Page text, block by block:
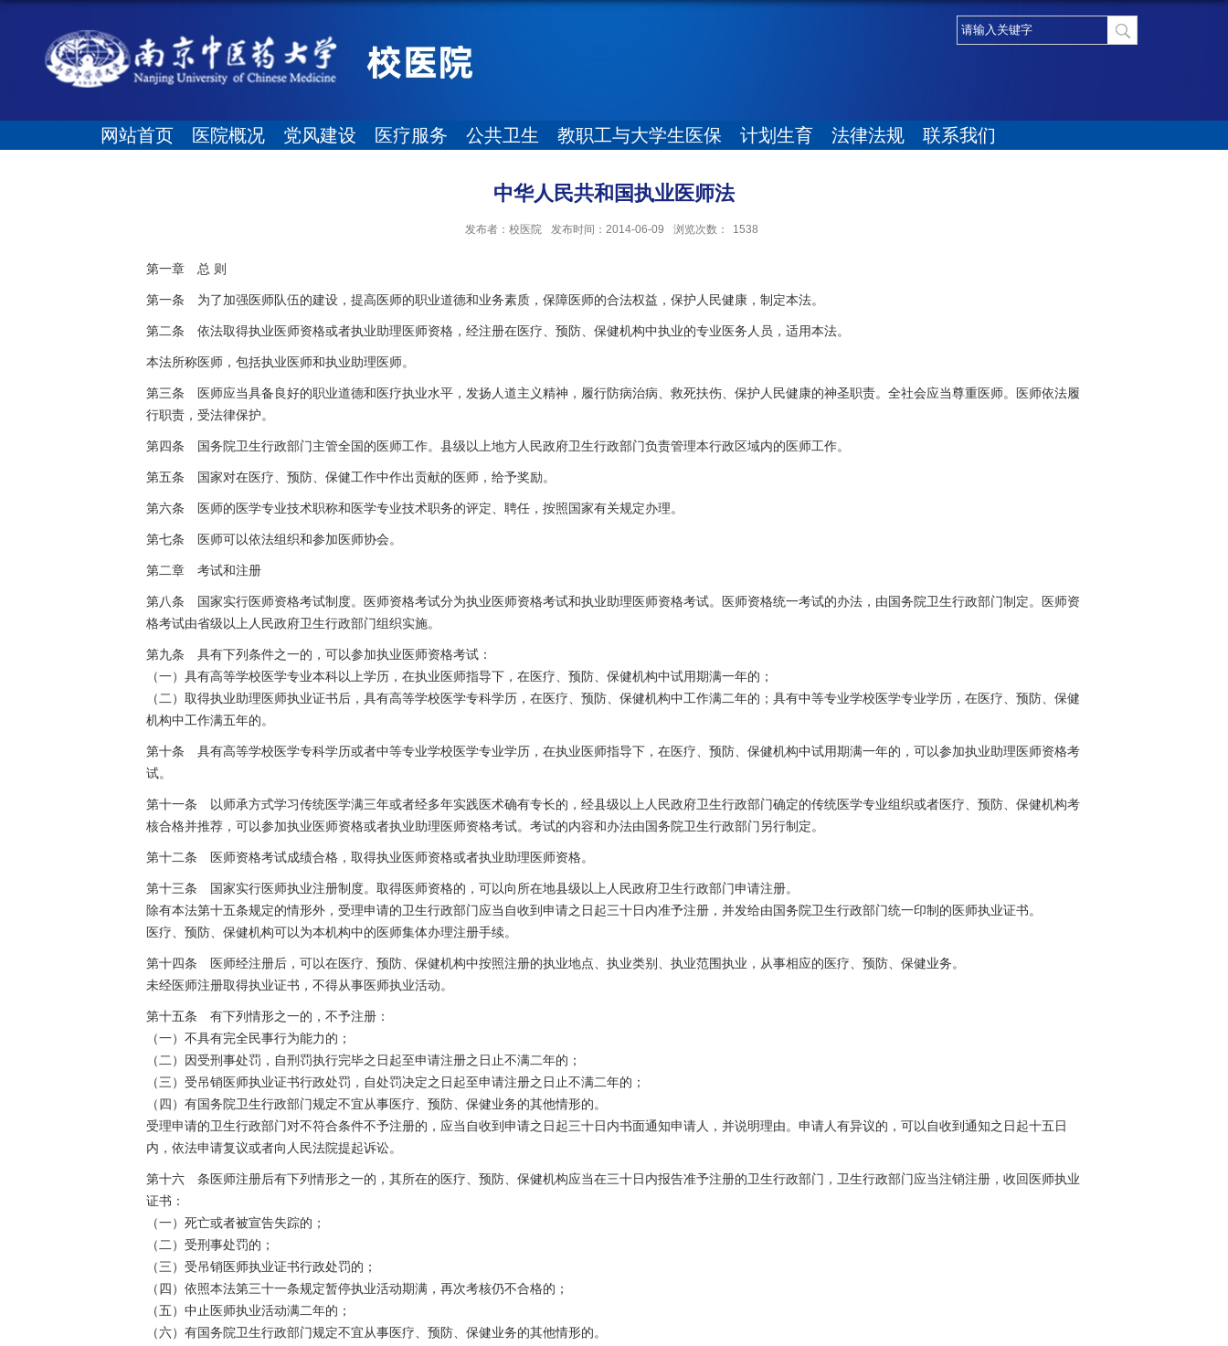
网站首页 医院概况 党风建设 医疗服务 公共卫生 教职工与大学生医保 计划生育 法律法规 联系我们
中华人民共和国执业医师法
发布者：校医院 发布时间：2014-06-09 浏览次数： 1538
第一章 总 则
第一条 为了加强医师队伍的建设，提高医师的职业道德和业务素质，保障医师的合法权益，保护人民健康，制定本法。
第二条 依法取得执业医师资格或者执业助理医师资格，经注册在医疗、预防、保健机构中执业的专业医务人员，适用本法。
本法所称医师，包括执业医师和执业助理医师。
第三条 医师应当具备良好的职业道德和医疗执业水平，发扬人道主义精神，履行防病治病、救死扶伤、保护人民健康的神圣职责。全社会应当尊重医师。医师依法履
行职责，受法律保护。
第四条 国务院卫生行政部门主管全国的医师工作。县级以上地方人民政府卫生行政部门负责管理本行政区域内的医师工作。
第五条 国家对在医疗、预防、保健工作中作出贡献的医师，给予奖励。
第六条 医师的医学专业技术职称和医学专业技术职务的评定、聘任，按照国家有关规定办理。
第七条 医师可以依法组织和参加医师协会。
第二章 考试和注册
第八条 国家实行医师资格考试制度。医师资格考试分为执业医师资格考试和执业助理医师资格考试。医师资格统一考试的办法，由国务院卫生行政部门制定。医师资
格考试由省级以上人民政府卫生行政部门组织实施。
第九条 具有下列条件之一的，可以参加执业医师资格考试：
（一）具有高等学校医学专业本科以上学历，在执业医师指导下，在医疗、预防、保健机构中试用期满一年的；
（二）取得执业助理医师执业证书后，具有高等学校医学专科学历，在医疗、预防、保健机构中工作满二年的；具有中等专业学校医学专业学历，在医疗、预防、保健
机构中工作满五年的。
第十条 具有高等学校医学专科学历或者中等专业学校医学专业学历，在执业医师指导下，在医疗、预防、保健机构中试用期满一年的，可以参加执业助理医师资格考
试。
第十一条 以师承方式学习传统医学满三年或者经多年实践医术确有专长的，经县级以上人民政府卫生行政部门确定的传统医学专业组织或者医疗、预防、保健机构考
核合格并推荐，可以参加执业医师资格或者执业助理医师资格考试。考试的内容和办法由国务院卫生行政部门另行制定。
第十二条 医师资格考试成绩合格，取得执业医师资格或者执业助理医师资格。
第十三条 国家实行医师执业注册制度。取得医师资格的，可以向所在地县级以上人民政府卫生行政部门申请注册。
除有本法第十五条规定的情形外，受理申请的卫生行政部门应当自收到申请之日起三十日内准予注册，并发给由国务院卫生行政部门统一印制的医师执业证书。
医疗、预防、保健机构可以为本机构中的医师集体办理注册手续。
第十四条 医师经注册后，可以在医疗、预防、保健机构中按照注册的执业地点、执业类别、执业范围执业，从事相应的医疗、预防、保健业务。
未经医师注册取得执业证书，不得从事医师执业活动。
第十五条 有下列情形之一的，不予注册：
（一）不具有完全民事行为能力的；
（二）因受刑事处罚，自刑罚执行完毕之日起至申请注册之日止不满二年的；
（三）受吊销医师执业证书行政处罚，自处罚决定之日起至申请注册之日止不满二年的；
（四）有国务院卫生行政部门规定不宜从事医疗、预防、保健业务的其他情形的。
受理申请的卫生行政部门对不符合条件不予注册的，应当自收到申请之日起三十日内书面通知申请人，并说明理由。申请人有异议的，可以自收到通知之日起十五日
内，依法申请复议或者向人民法院提起诉讼。
第十六 条医师注册后有下列情形之一的，其所在的医疗、预防、保健机构应当在三十日内报告准予注册的卫生行政部门，卫生行政部门应当注销注册，收回医师执业
证书：
（一）死亡或者被宣告失踪的；
（二）受刑事处罚的；
（三）受吊销医师执业证书行政处罚的；
（四）依照本法第三十一条规定暂停执业活动期满，再次考核仍不合格的；
（五）中止医师执业活动满二年的；
（六）有国务院卫生行政部门规定不宜从事医疗、预防、保健业务的其他情形的。